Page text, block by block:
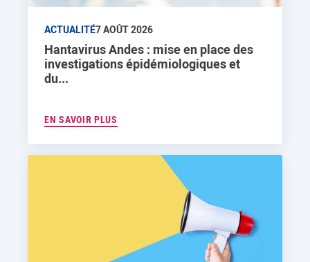
ACTUALITÉ7 AOÛT 2026
Hantavirus Andes : mise en place des
investigations épidémiologiques et
du...
EN SAVOIR PLUS